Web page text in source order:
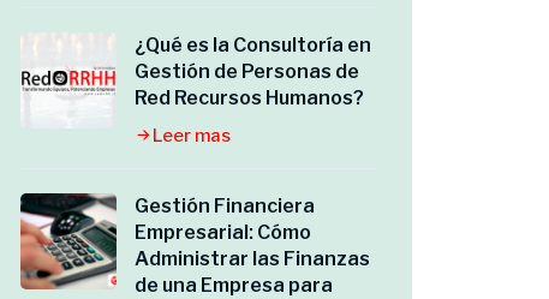
¿Qué es la Consultoría en
Gestión de Personas de
Red Recursos Humanos?
Leer mas
Gestión Financiera
Empresarial: Cómo
Administrar las Finanzas
de una Empresa para